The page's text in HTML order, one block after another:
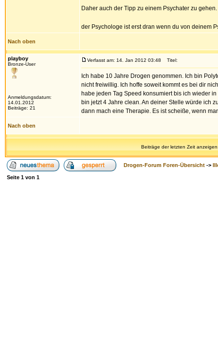
Daher auch der Tipp zu einem Psychater zu
der Psychologe ist erst dran wenn du von deinem
Nach oben
playboy
Bronze-User
Anmeldungsdatum:
14.01.2012
Beiträge: 21
Verfasst am: 14. Jan 2012 03:48 Titel:
Ich habe 10 Jahre Drogen genommen. Ich bin
nicht freiwillig. Ich hoffe soweit kommt es bei dir
habe jeden Tag Speed konsumiert bis ich wieder
bin jetzt 4 Jahre clean. An deiner Stelle würde ich
dann mach eine Therapie. Es ist scheiße, wenn
Nach oben
Beiträge der letzten Zeit
Drogen-Forum Foren-Übersicht ->
Seite 1 von 1